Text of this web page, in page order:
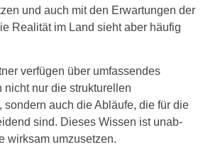
und auch mit den Erwartungen der
Realität im Land sieht aber häu­fig
ver­fü­gen über umfas­sen­des
nicht nur die struk­tu­rel­len
son­dern auch die Abläufe, die für die
sind. Dieses Wissen ist unab­
wirk­sam umzu­set­zen.